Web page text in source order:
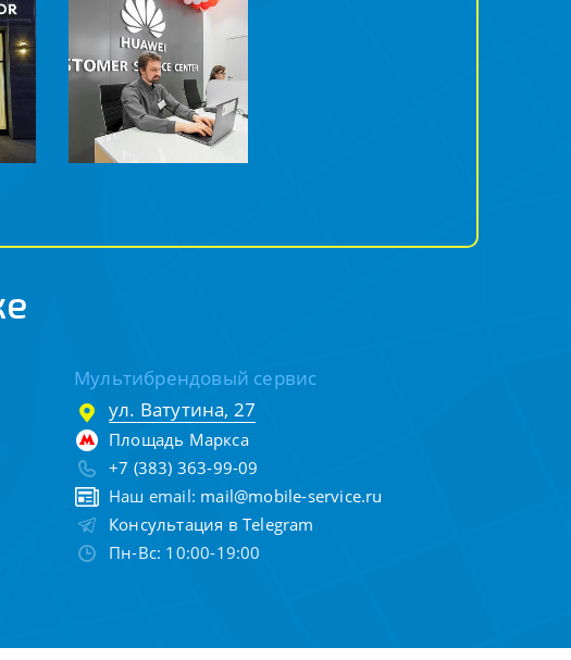
Мультибрендовый сервис
ул. Ватутина, 27
Площадь Маркса
+7 (383) 363-99-09
Наш email: mail@mobile-service.ru
Консультация в Telegram
Пн-Вс: 10:00-19:00